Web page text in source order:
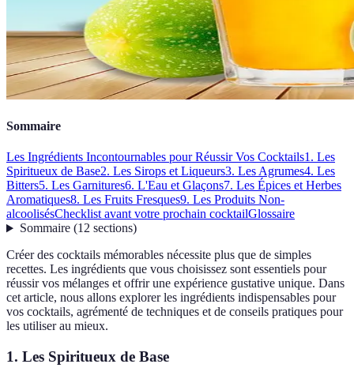
Sommaire
Les Ingrédients Incontournables pour Réussir Vos Cocktails1. Les
Spiritueux de Base2. Les Sirops et Liqueurs3. Les Agrumes4. Les
Bitters5. Les Garnitures6. L'Eau et Glaçons7. Les Épices et Herbes
Aromatiques8. Les Fruits Fresques9. Les Produits Non-
alcoolisésChecklist avant votre prochain cocktailGlossaire
Sommaire(12 sections)
Créer des cocktails mémorables nécessite plus que de simples
recettes. Les ingrédients que vous choisissez sont essentiels pour
réussir vos mélanges et offrir une expérience gustative unique. Dans
cet article, nous allons explorer les ingrédients indispensables pour
vos cocktails, agrémenté de techniques et de conseils pratiques pour
les utiliser au mieux.
1. Les Spiritueux de Base